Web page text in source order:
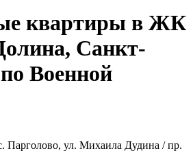
квартиры в ЖК
Санкт-
Военной
Парголово, ул. Михаила Дудина / пр.